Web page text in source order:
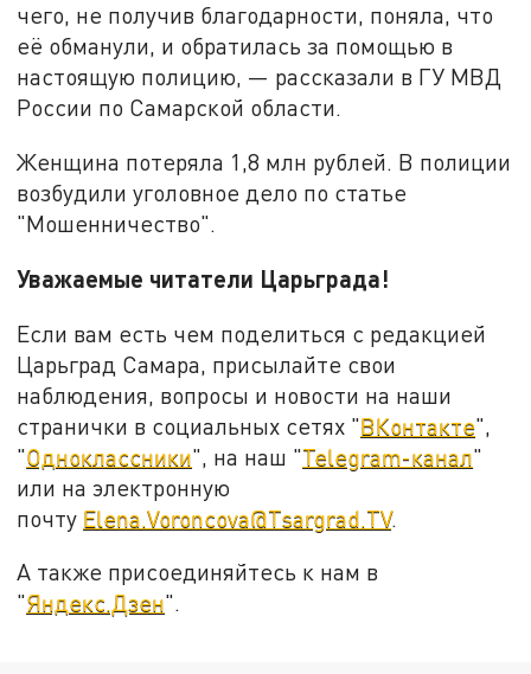
чего, не получив благодарности, поняла, что
её обманули, и обратилась за помощью в
настоящую полицию, — рассказали в ГУ МВД
России по Самарской области.
Женщина потеряла 1,8 млн рублей. В полиции
возбудили уголовное дело по статье
"Мошенничество".
Уважаемые читатели Царьграда!
Если вам есть чем поделиться с редакцией
Царьград Самара, присылайте свои
наблюдения, вопросы и новости на наши
странички в социальных сетях "ВКонтакте",
"Одноклассники", на наш "Telegram-канал"
или на электронную
почту Elena.Voroncova@Tsargrad.TV.
А также присоединяйтесь к нам в
"Яндекс.Дзен".